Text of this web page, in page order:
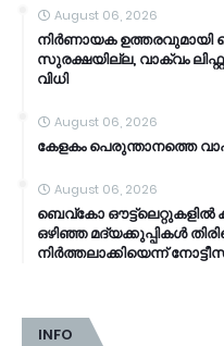
August 06, 2026
നിർണായക ഉത്തരവുമായി
സുരക്ഷയില്ല, വാക്വം
വിധി
August 06, 2026
കേളകം പെരുന്താനത്തെ
August 06, 2026
ബെവ്‌കോ
ഒഴിഞ്ഞ മദ്യക്കുപ്പികള്‍
നിര്‍ത്തലാക്കിയെന്ന്
INFO